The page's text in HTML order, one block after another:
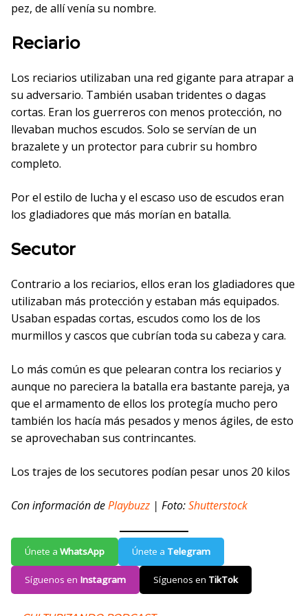
pez, de allí venía su nombre.
Reciario
Los reciarios utilizaban una red gigante para atrapar a
su adversario. También usaban tridentes o dagas
cortas. Eran los guerreros con menos protección, no
llevaban muchos escudos. Solo se servían de un
brazalete y un protector para cubrir su hombro
completo.
Por el estilo de lucha y el escaso uso de escudos eran
los gladiadores que más morían en batalla.
Secutor
Contrario a los reciarios, ellos eran los gladiadores que
utilizaban más protección y estaban más equipados.
Usaban espadas cortas, escudos como los de los
murmillos y cascos que cubrían toda su cabeza y cara.
Lo más común es que pelearan contra los reciarios y
aunque no pareciera la batalla era bastante pareja, ya
que el armamento de ellos los protegía mucho pero
también los hacía más pesados y menos ágiles, de esto
se aprovechaban sus contrincantes.
Los trajes de los secutores podían pesar unos 20 kilos
Con información dePlaybuzz | Foto:Shutterstock
Únete a WhatsApp Únete a Telegram
Síguenos en Instagram Síguenos en TikTok